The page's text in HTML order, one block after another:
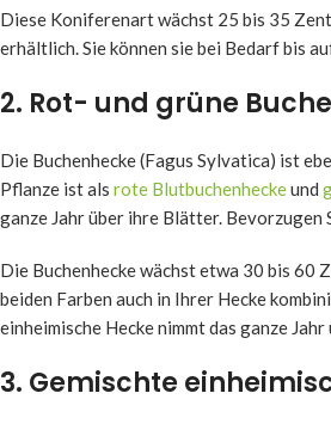
Diese Koniferenart wächst 25 bis 35
erhältlich. Sie können sie bei Bedarf bis
2. Rot- und grüne
Die Buchenhecke (Fagus Sylvatica) ist
Pflanze ist als rote Blutbuchenheckeund
ganze Jahr über ihre Blätter. Bevorzugen
Die Buchenhecke wächst etwa 30 bis 60
beiden Farben auch in Ihrer Hecke
einheimische Hecke nimmt das ganze
3. Gemischte